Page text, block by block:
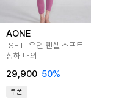
AONE
[SET] 우먼 텐셀 소프트
상하 내의
29,900 50%
쿠폰